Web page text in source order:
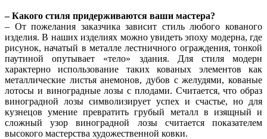
– Какого стиля придерживаются ваши мастера?
– От пожелания заказчика зависит стиль любого кованого
изделия. В наших изделиях можно увидеть эпоху модерна, где
рисунок, начатый в металле лестничного ограждения, тонкой
паутиной опутывает «тело» здания. Для стиля модерн
характерно использование таких кованых элементов как
металлические листья анемонов, дубов с желудями, кованые
лотосы и виноградные лозы с плодами. Считается, что образ
виноградной лозы символизирует успех и счастье, но для
кузнецов умение превратить грубый металл в изящный и
сложный узор виноградной лозы считается показателем
высокого мастерства художественной ковки.